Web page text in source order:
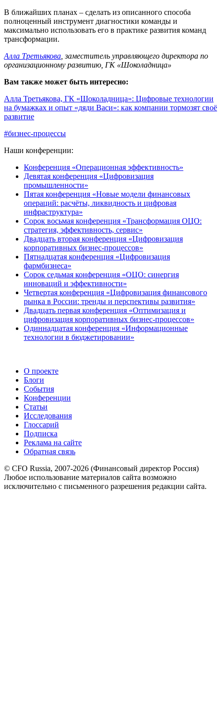
В ближайших планах – сделать из описанного способа
полноценный инструмент диагностики команды и
максимально использовать его в практике развития команд
трансформации.
Алла Третьякова , заместитель управляющего директора по
организационному развитию, ГК «Шоколадница»
Вам также может быть интересно:
Алла Третьякова, ГК «Шоколадница»: Цифровые технологии
на бумажках и опыт «дяди Васи»: как компании тормозят своё
развитие
#бизнес-процессы
Наши конференции:
Конференция «Операционная эффективность»
Девятая конференция «Цифровизация
промышленности»
Пятая конференция «Новые модели финансовых
операций: расчёты, ликвидность и цифровая
инфраструктура»
Сорок восьмая конференция «Трансформация ОЦО:
стратегия, эффективность, сервис»
Двадцать вторая конференция «Цифровизация
корпоративных бизнес-процессов»
Пятнадцатая конференция «Цифровизация
фармбизнеса»
Сорок седьмая конференция «ОЦО: синергия
инноваций и эффективности»
Четвертая конференция «Цифровизация финансового
рынка в России: тренды и перспективы развития»
Двадцать первая конференция «Оптимизация и
цифровизация корпоративных бизнес-процессов»
Одиннадцатая конференция «Информационные
технологии в бюджетировании»
О проекте
Блоги
События
Конференции
Статьи
Исследования
Глоссарий
Подписка
Реклама на сайте
Обратная связь
© CFO Russia, 2007-2026 (Финансовый директор Россия)
Любое использование материалов сайта возможно
исключительно с письменного разрешения редакции сайта.